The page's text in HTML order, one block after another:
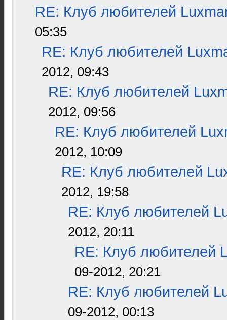
RE: Клуб любителей
05:35
RE: Клуб любителей
2012, 09:43
RE: Клуб любителей
2012, 09:56
RE: Клуб любителей
2012, 10:09
RE: Клуб любителей
2012, 19:58
RE: Клуб любителей
2012, 20:11
RE: Клуб любителей
09-2012, 20:21
RE: Клуб любителей
09-2012, 00:13